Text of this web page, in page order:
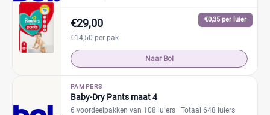
€0,35 per luier
€29,00
€14,50 per pak
Naar Bol
PAMPERS
Baby-Dry Pants maat 4
6 voordeelpakken van 108 luiers · Totaal 648 luiers